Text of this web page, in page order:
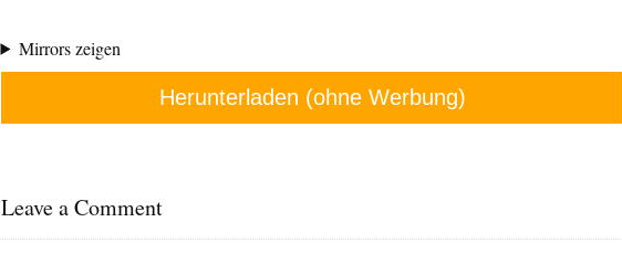
Mirrors zeigen
Herunterladen (ohne Werbung)
Leave a Comment